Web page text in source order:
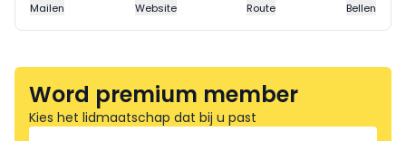
Mailen Website Route Bellen
Word premium member
Kies het lidmaatschap dat bij u past